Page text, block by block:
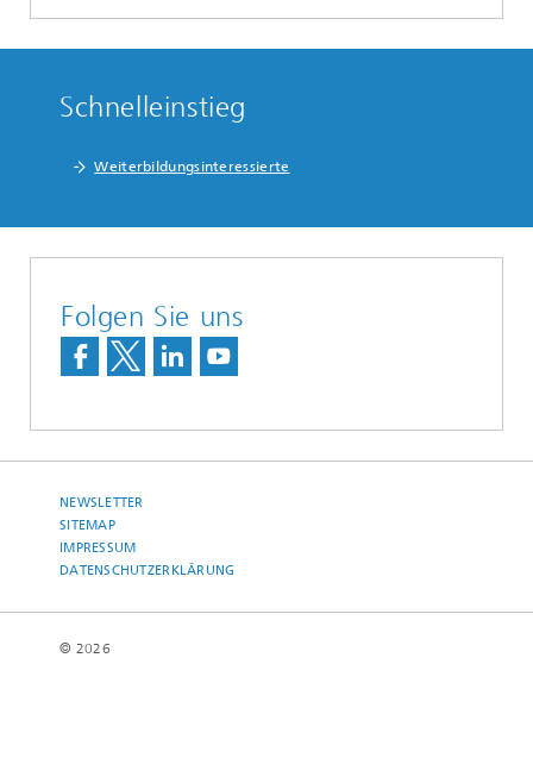
Schnelleinstieg
Weiterbildungsinteressierte
Folgen Sie uns
NEWSLETTER
SITEMAP
IMPRESSUM
DATENSCHUTZERKLÄRUNG
© 2026